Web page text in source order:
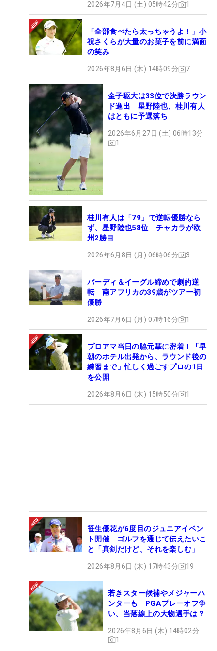
2026年7月4日 (土) 05時42分 1
「全部食べたら太っちゃうよ！」小
祝さくらが大量のお菓子を前に満面
の笑み
2026年8月6日 (木) 14時09分 7
金子駆大は33位で決勝ラウン
ド進出 星野陸也、桂川有人
はともに予選落ち
2026年6月27日 (土) 06時13分
1
桂川有人は「79」で逆転優勝なら
ず、星野陸也58位 チャカラが欧
州2勝目
2026年6月8日 (月) 06時06分 3
バーディ＆イーグル締めで劇的逆
転 南アフリカの39歳がツアー初
優勝
2026年7月6日 (月) 07時16分 1
プロアマ当日の脇元華に密着！「早
朝のホテル出発から、ラウンド後の
練習まで」忙しく過ごすプロの1日
を公開
2026年8月6日 (木) 15時50分 1
笹生優花が6度目のジュニアイベン
ト開催 ゴルフを通じて伝えたいこ
と「真剣だけど、それを楽しむ」
2026年8月6日 (木) 17時43分 19
若きスター候補やメジャーハ
ンターも PGAプレーオフ争
い、当落線上の大物選手は？
2026年8月6日 (木) 14時02分
1